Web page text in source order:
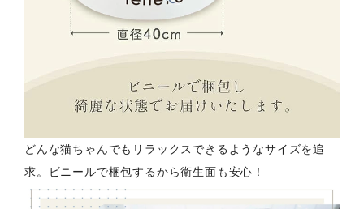
どんな猫ちゃんでもリラックスできるようなサイズを追
求。ビニールで梱包するから衛生面も安心！